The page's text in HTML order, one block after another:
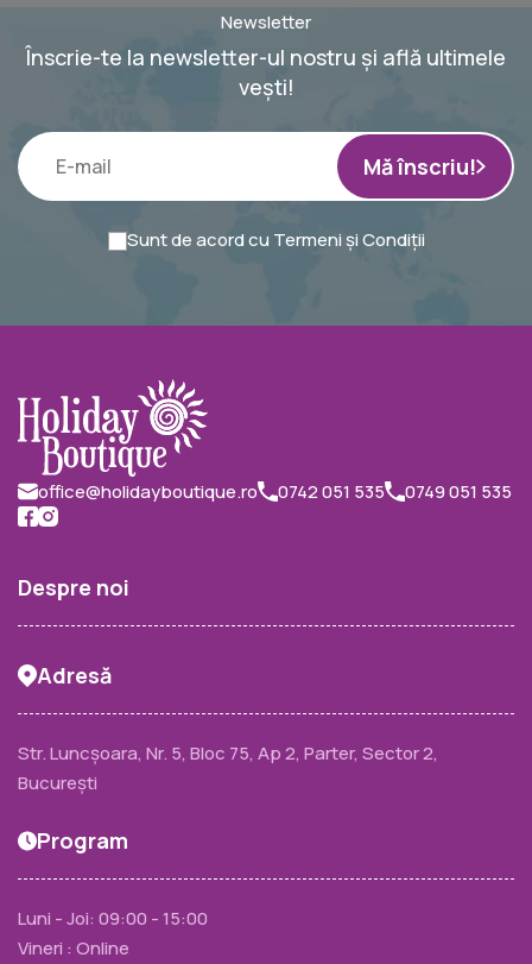
Newsletter
Înscrie-te la newsletter-ul nostru și află ultimele
vești!
Mă înscriu!
Sunt de acord cu Termeni și Condiții
office@holidayboutique.ro 0742 051 535 0749 051 535
Despre noi
Adresă
Str. Luncșoara, Nr. 5, Bloc 75, Ap 2, Parter, Sector 2,
București
Program
Luni - Joi: 09:00 - 15:00
Vineri : Online